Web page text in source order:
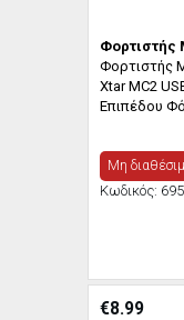
Φορτιστής
Φορτιστής
Xtar MC2
Επιπέδου
Μη
Κωδικός:
€8.99